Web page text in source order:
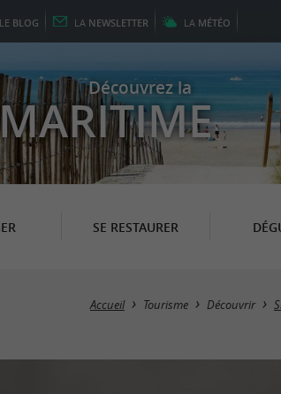
LE BLOG LA NEWSLETTER LA MÉTÉO
Découvrez la
SE RESTAURER
Accueil Tourisme Découvrir